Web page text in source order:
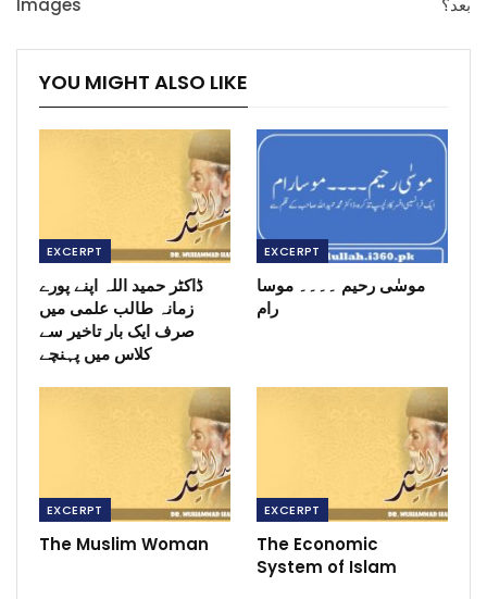
Images بعد؟
YOU MIGHT ALSO LIKE
EXCERPT
ڈاکٹر حمید اللہ اپنے پورے
زمانہ طالب علمی میں
صرف ایک بار تاخیر سے
کلاس میں پہنچے
EXCERPT
موسٰی رحیم ۔۔۔۔ موسا
رام
EXCERPT
The Muslim Woman
EXCERPT
The Economic
System of Islam